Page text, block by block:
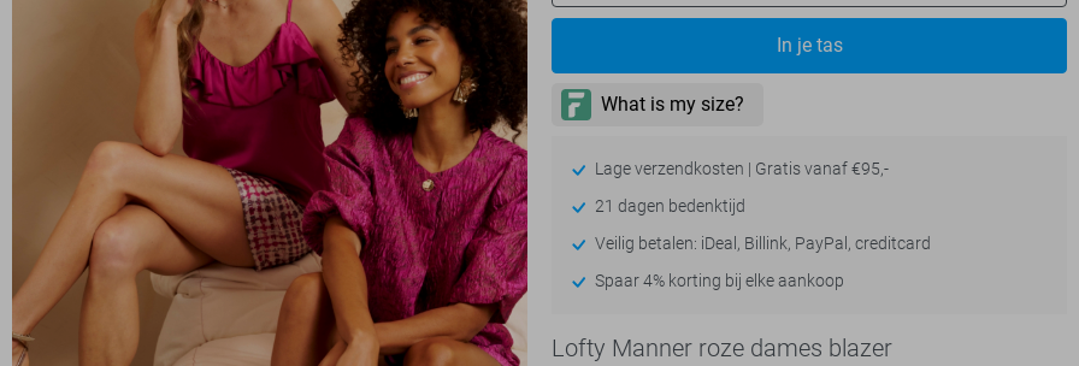
In je tas
Lage verzendkosten | Gratis vanaf €95,-
21 dagen bedenktijd
Veilig betalen: iDeal, Billink, PayPal, creditcard
Spaar 4% korting bij elke aankoop
Lofty Manner roze dames blazer